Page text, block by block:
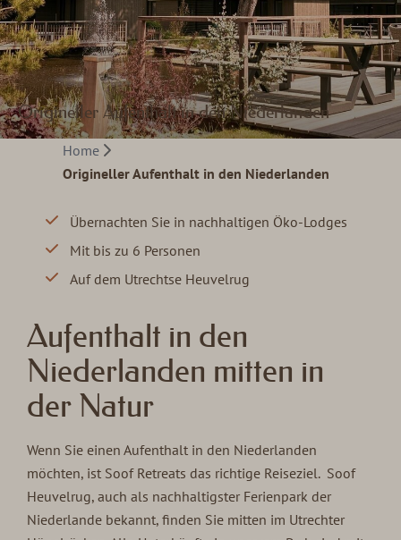
Origineller Aufenthalt in den Niederlanden
Home
Origineller Aufenthalt in den Niederlanden
Übernachten Sie in nachhaltigen Öko-Lodges
Mit bis zu 6 Personen
Auf dem Utrechtse Heuvelrug
Aufenthalt in den
Niederlanden mitten in
der Natur
Wenn Sie einen Aufenthalt in den Niederlanden
möchten, ist Soof Retreats das richtige Reiseziel. Soof
Heuvelrug, auch als nachhaltigster Ferienpark der
Niederlande bekannt, finden Sie mitten im Utrechter